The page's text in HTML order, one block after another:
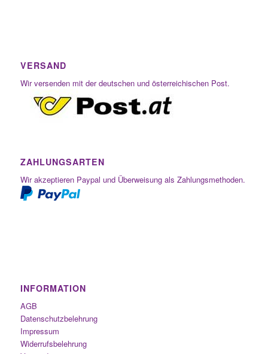
VERSAND
Wir versenden mit der deutschen und österreichischen Post.
ZAHLUNGSARTEN
Wir akzeptieren Paypal und Überweisung als Zahlungsmethoden.
INFORMATION
AGB
Datenschutzbelehrung
Impressum
Widerrufsbelehrung